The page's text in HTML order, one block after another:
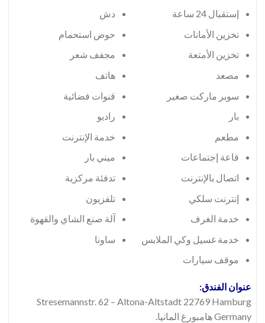
إستقبال 24 ساعة
تخزين الأمانات
تخزين الأمتعة
مصعد
سوبر ماركت صغير
بار
مطعم
قاعة إجتماعات
اتصال بالإنترنت
إنترنت سلكي
خدمة الغرف
خدمة غسيل وكي الملابس
موقف سيارات
دش
حوض استحمام
مجفف شعر
هاتف
قنوات فضائية
راديو
خدمة الإنترنت
ميني بار
تدفئة مركزية
تلفزيون
آلة صنع الشاي والقهوة
ساونا
عنوان الفندق:
Stresemannstr. 62 – Altona-Altstadt 22769 Hamburg
Germany هامبورغ المانيا.